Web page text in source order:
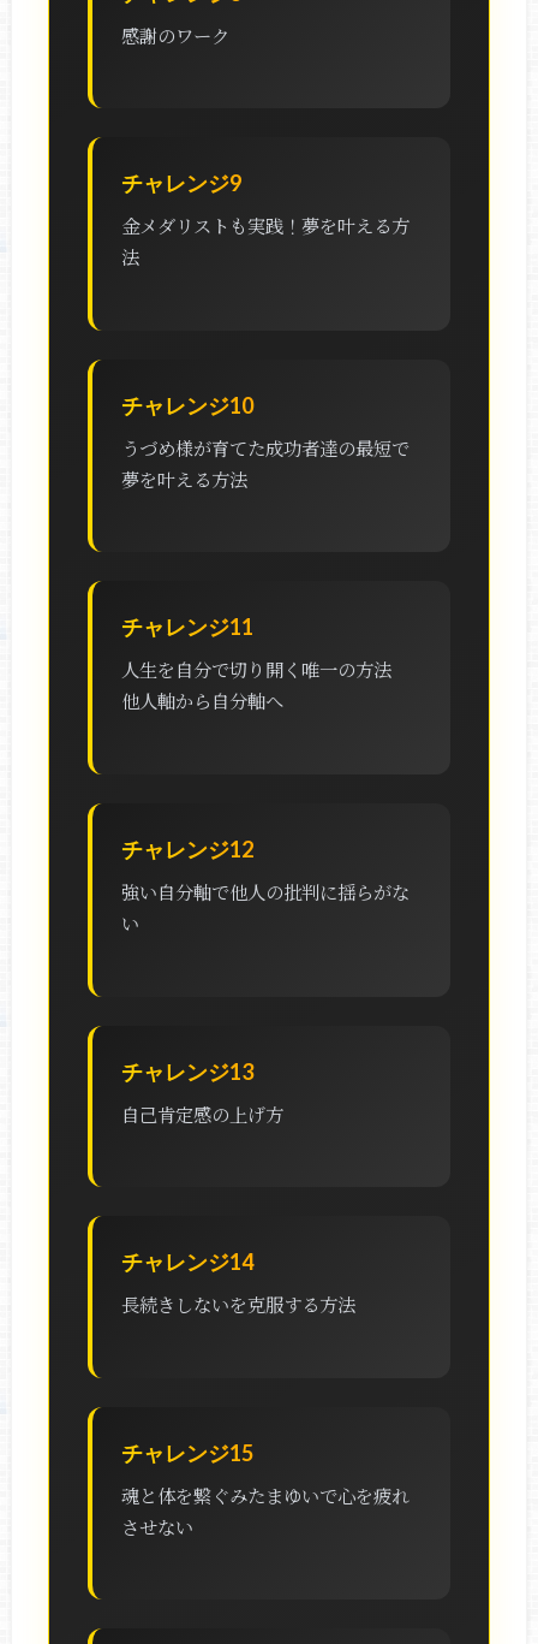
感謝のワーク
チャレンジ9
金メダリストも実践！夢を叶える方
法
チャレンジ10
うづめ様が育てた成功者達の最短で
夢を叶える方法
チャレンジ11
人生を自分で切り開く唯一の方法
他人軸から自分軸へ
チャレンジ12
強い自分軸で他人の批判に揺らがな
い
チャレンジ13
自己肯定感の上げ方
チャレンジ14
長続きしないを克服する方法
チャレンジ15
魂と体を繋ぐみたまゆいで心を疲れ
させない